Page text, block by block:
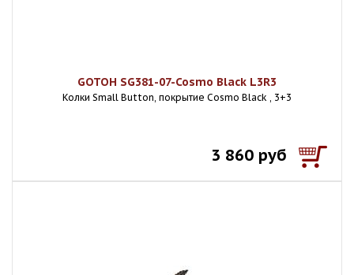
GOTOH SG381-07-Cosmo Black L3R3
Колки Small Button, покрытие Cosmo Black , 3+3
3 860 руб